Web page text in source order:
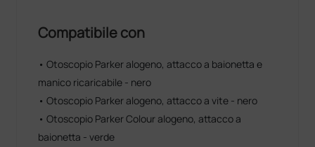
Compatibile con
• Otoscopio Parker alogeno, attacco a baionetta e
manico ricaricabile - nero
• Otoscopio Parker alogeno, attacco a vite - nero
• Otoscopio Parker Colour alogeno, attacco a
baionetta - verde